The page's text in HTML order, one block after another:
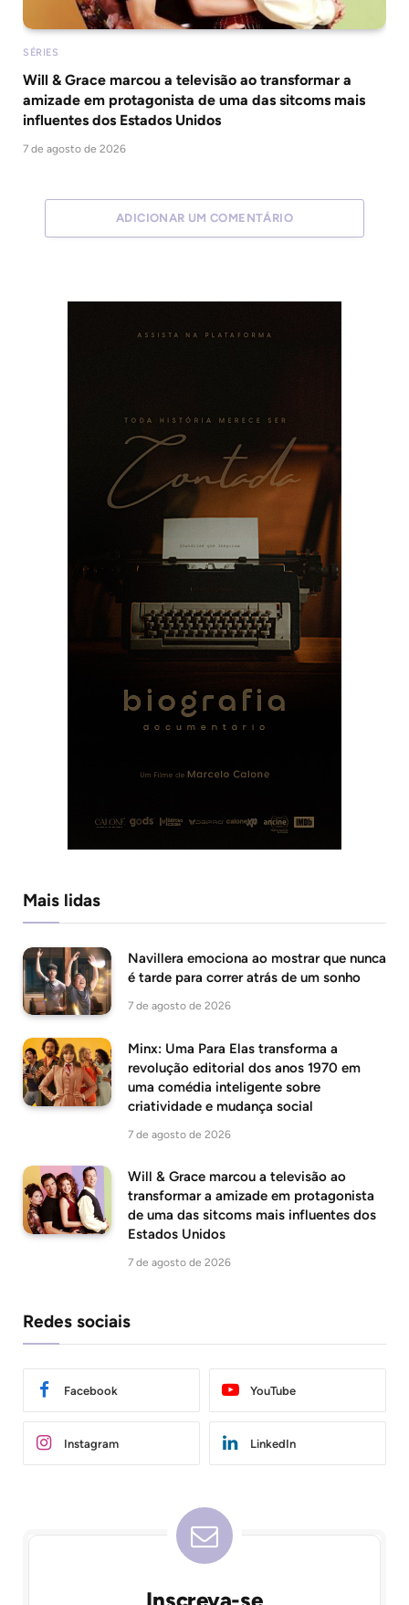
SÉRIES
Will & Grace marcou a televisão ao transformar a
amizade em protagonista de uma das sitcoms mais
influentes dos Estados Unidos
7 de agosto de 2026
ADICIONAR UM COMENTÁRIO
Mais lidas
Navillera emociona ao mostrar que nunca
é tarde para correr atrás de um sonho
7 de agosto de 2026
Minx: Uma Para Elas transforma a
revolução editorial dos anos 1970 em
uma comédia inteligente sobre
criatividade e mudança social
7 de agosto de 2026
Will & Grace marcou a televisão ao
transformar a amizade em protagonista
de uma das sitcoms mais influentes dos
Estados Unidos
7 de agosto de 2026
Redes sociais
Facebook YouTube
Instagram LinkedIn